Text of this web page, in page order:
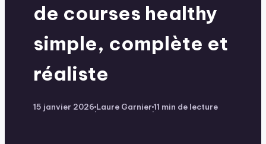
de courses healthy
simple, complète et
réaliste
15 janvier 2026
·
Laure Garnier
·
11 min de lecture